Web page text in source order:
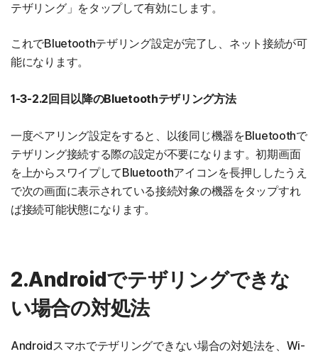
テザリング」をタップして有効にします。
これでBluetoothテザリング設定が完了し、ネット接続が可
能になります。
1-3-2.2回目以降のBluetoothテザリング方法
一度ペアリング設定をすると、以後同じ機器をBluetoothで
テザリング接続する際の設定が不要になります。初期画面
を上からスワイプしてBluetoothアイコンを長押ししたうえ
で次の画面に表示されている接続対象の機器をタップすれ
ば接続可能状態になります。
2.Androidでテザリングできな
い場合の対処法
Androidスマホでテザリングできない場合の対処法を、Wi-